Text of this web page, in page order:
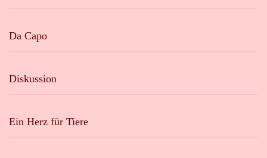
Da Capo
Diskussion
Ein Herz für Tiere